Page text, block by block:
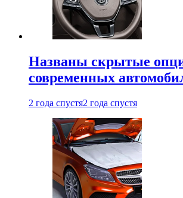
Названы скрытые
современных
2 года спустя2 года спустя